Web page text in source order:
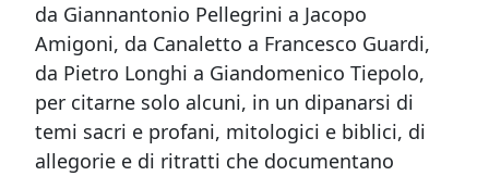
da Giannantonio Pellegrini a Jacopo
Amigoni, da Canaletto a Francesco Guardi,
da Pietro Longhi a Giandomenico Tiepolo,
per citarne solo alcuni, in un dipanarsi di
temi sacri e profani, mitologici e biblici, di
allegorie e di ritratti che documentano